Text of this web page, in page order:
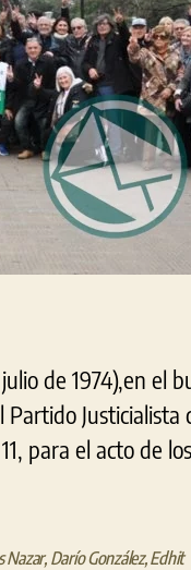
de 1974),en el
Justicialista
para el acto de
Nazar, Darío González,Edhit